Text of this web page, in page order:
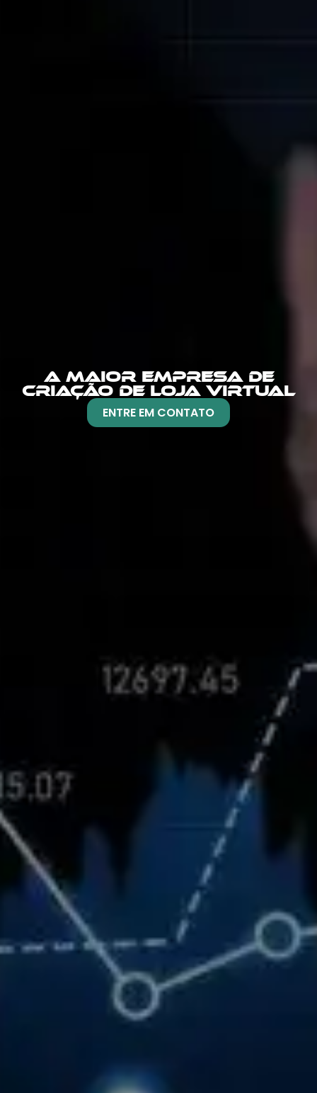
A MAIOR EMPRESA DE
CRIAÇÃO DE LOJA VIRTUAL
ENTRE EM CONTATO